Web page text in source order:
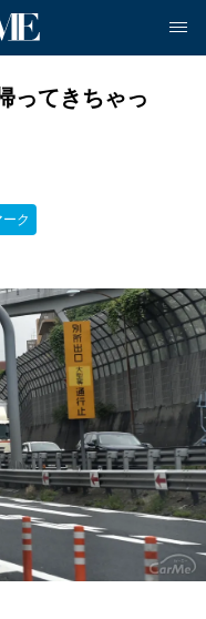
ってきちゃっ
ク